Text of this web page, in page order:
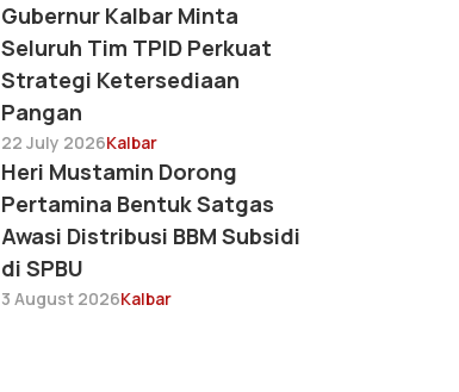
Gubernur Kalbar Minta
Seluruh Tim TPID Perkuat
Strategi Ketersediaan
Pangan
22 July 2026Kalbar
Heri Mustamin Dorong
Pertamina Bentuk Satgas
Awasi Distribusi BBM Subsidi
di SPBU
3 August 2026Kalbar